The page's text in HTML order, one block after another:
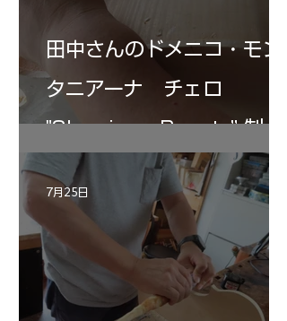
田中さんのドメニコ・モン
タニアーナ チェロ
"Sleeping・Beauty” 制作
記 30
7月25日